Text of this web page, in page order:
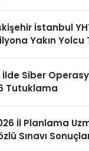
İstanbul
Yakın Yolcu
İlde Siber
Tutuklama
İl Planlama
Sınavı